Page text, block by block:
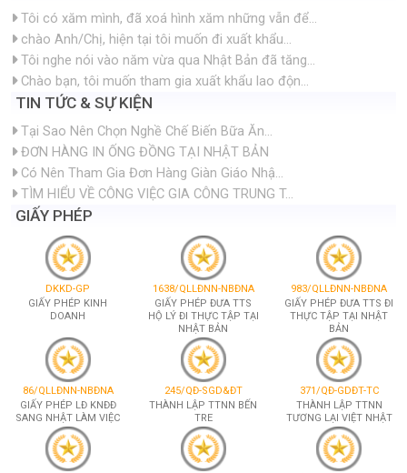
Tôi có xăm mình, đã xoá hình xăm những vẫn để...
chào Anh/Chị, hiện tại tôi muốn đi xuất khẩu...
Tôi nghe nói vào năm vừa qua Nhật Bản đã tăng...
Chào bạn, tôi muốn tham gia xuất khẩu lao độn...
TIN TỨC & SỰ KIỆN
Tại Sao Nên Chọn Nghề Chế Biến Bữa Ăn...
ĐƠN HÀNG IN ỐNG ĐỒNG TẠI NHẬT BẢN
Có Nên Tham Gia Đơn Hàng Giàn Giáo Nhậ...
TÌM HIỂU VỀ CÔNG VIỆC GIA CÔNG TRUNG T...
GIẤY PHÉP
DKKD-GP
GIẤY PHÉP KINH
DOANH
1638/QLLĐNN-NBĐNA
GIẤY PHÉP ĐƯA TTS
HỘ LÝ ĐI THỰC TẬP TẠI
NHẬT BẢN
983/QLLĐNN-NBĐNA
GIẤY PHÉP ĐƯA TTS ĐI
THỰC TẬP TẠI NHẬT
BẢN
86/QLLĐNN-NBĐNA
GIẤY PHÉP LĐ KNĐĐ
SANG NHẬT LÀM VIỆC
245/QĐ-SGD&ĐT
THÀNH LẬP TTNN BẾN
TRE
371/QĐ-GDĐT-TC
THÀNH LẬP TTNN
TƯƠNG LẠI VIỆT NHẬT